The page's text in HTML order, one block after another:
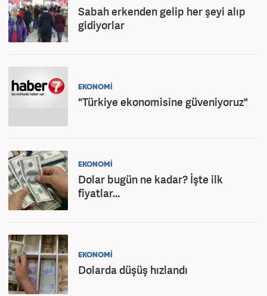
Sabah erkenden gelip her şeyi alıp
gidiyorlar
EKONOMİ
"Türkiye ekonomisine güveniyoruz"
EKONOMİ
Dolar bugün ne kadar? İşte ilk
fiyatlar...
EKONOMİ
Dolarda düşüş hızlandı